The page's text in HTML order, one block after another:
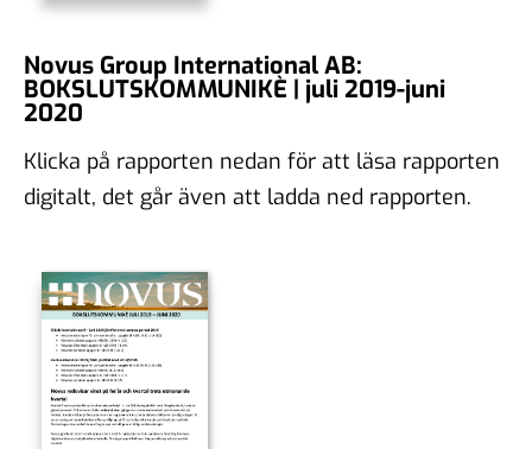
Novus Group International AB:
BOKSLUTSKOMMUNIKÈ | juli 2019-juni
2020
Klicka på rapporten nedan för att läsa rapporten
digitalt, det går även att ladda ned rapporten.